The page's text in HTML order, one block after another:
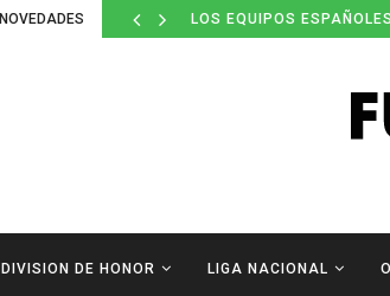
DEFINIDOS LOS
DIVISION DE HONOR LIGA NACIONAL